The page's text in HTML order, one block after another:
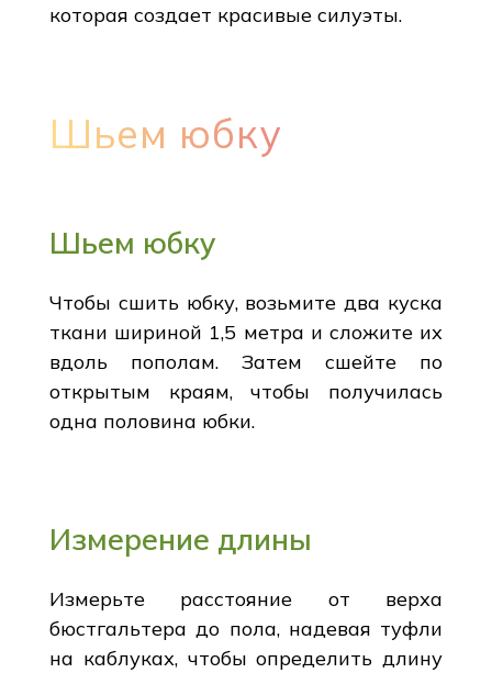
которая создает красивые силуэты.
Шьем юбку
Шьем юбку
Чтобы сшить юбку, возьмите два куска
ткани шириной 1,5 метра и сложите их
вдоль пополам. Затем сшейте по
открытым краям, чтобы получилась
одна половина юбки.
Измерение длины
Измерьте расстояние от верха
бюстгальтера до пола, надевая туфли
на каблуках, чтобы определить длину